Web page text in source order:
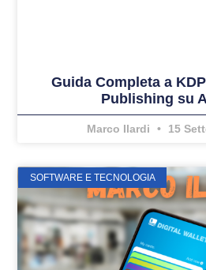
Guida Completa a
Publishing su
Marco Ilardi 15
SOFTWARE E TECNOLOGIA